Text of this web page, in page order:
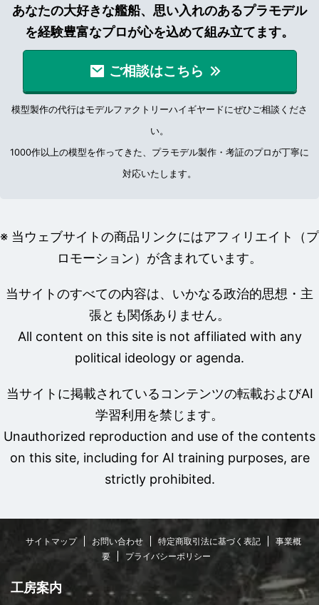
あなたの大好きな艦船、思い入れのあるプラモデル
を経験豊富なプロが心を込めて組み立てます。
ご相談はこちら
模型製作の代行はモデルファクトリーハイギヤードにぜひご相談くださ
い。
1000作以上の模型を作ってきた、プラモデル製作・考証のプロが丁寧に
対応いたします。
※ 当ウェブサイトの商品リンクにはアフィリエイト（プ
ロモーション）が含まれています。
当サイトのすべての内容は、いかなる政治的思想・主
張とも関係ありません。
All content on this site is not affiliated with any
political ideology or agenda.
当サイトに掲載されているコンテンツの転載およびAI
学習利用を禁じます。
Unauthorized reproduction and use of the contents
on this site, including for AI training purposes, are
strictly prohibited.
サイトマップ お問い合わせ 特定商取引法に基づく表記
事業概
要
プライバシーポリシー
工房案内